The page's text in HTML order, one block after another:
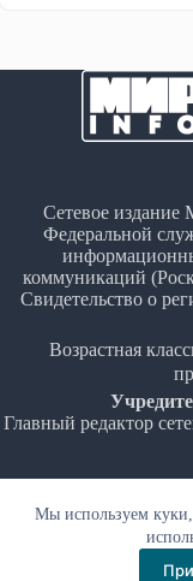
Мы используем куки,
Сетевое издание
Федеральной
коммуникаций
Свидетельство о
Возрастная
Главный редактор
© Все права